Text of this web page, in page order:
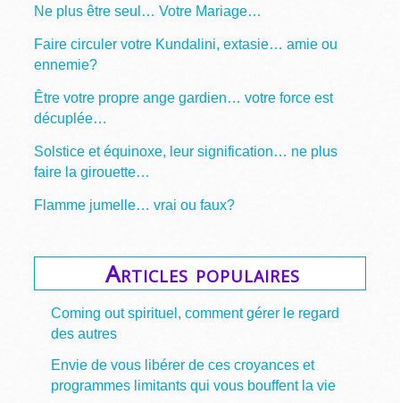
Ne plus être seul… Votre Mariage…
Faire circuler votre Kundalini, extasie… amie ou
ennemie?
Être votre propre ange gardien… votre force est
décuplée…
Solstice et équinoxe, leur signification… ne plus
faire la girouette…
Flamme jumelle… vrai ou faux?
Articles populaires
Coming out spirituel, comment gérer le regard
des autres
Envie de vous libérer de ces croyances et
programmes limitants qui vous bouffent la vie